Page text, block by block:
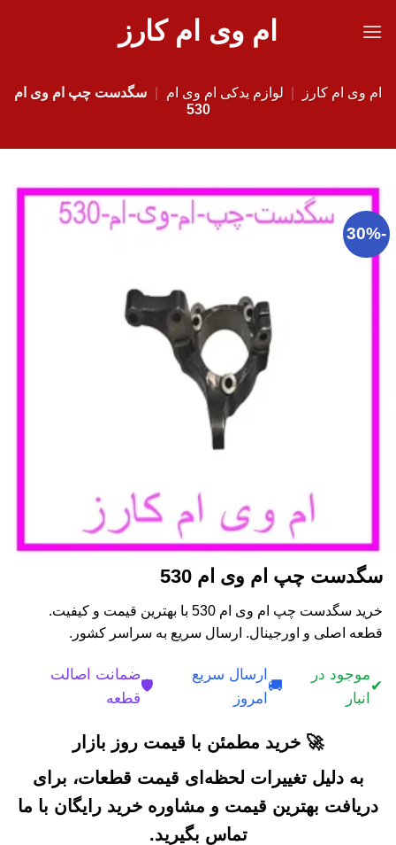
ام وی ام کارز
ام وی ام کارز لوازم یدکی ام وی ام
سگدست چپ ام وی ام
530
-30%
سگدست چپ ام وی ام 530
خرید سگدست چپ ام وی ام 530 با بهترین قیمت و کیفیت.
قطعه اصلی و اورجینال. ارسال سریع به سراسر کشور.
✔
موجود در
انبار
🚚
ارسال سریع
امروز
🛡️
ضمانت اصالت
قطعه
🚀 خرید مطمئن با قیمت روز بازار
به دلیل تغییرات لحظه‌ای قیمت قطعات، برای
دریافت بهترین قیمت و مشاوره خرید رایگان با ما
تماس بگیرید.